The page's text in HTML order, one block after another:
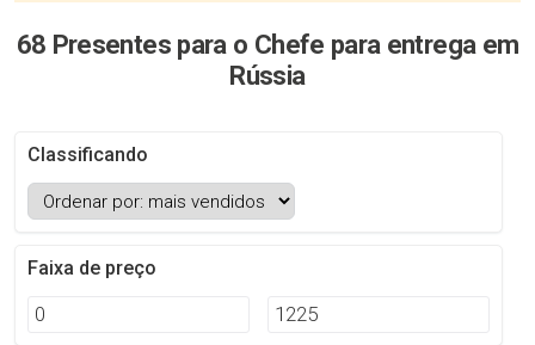
68 Presentes para o Chefe para entrega em
Rússia
Classificando
Faixa de preço